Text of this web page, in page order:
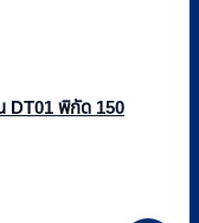
DT01 พิกัด 150